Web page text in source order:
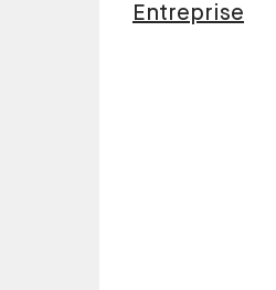
Entreprise